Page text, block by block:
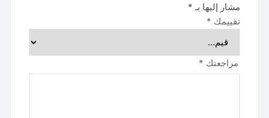
مشار إليها بـ *
تقييمك *
مراجعتك *